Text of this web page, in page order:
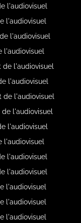
l'audiovisuel
l'audiovisuel
l'audiovisuel
l'audiovisuel
l'audiovisuel
l'audiovisuel
de l'audiovisuel
l'audiovisuel
l'audiovisuel
l'audiovisuel
l'audiovisuel
l'audiovisuel
l'audiovisuel
l'audiovisuel
l'audiovisuel